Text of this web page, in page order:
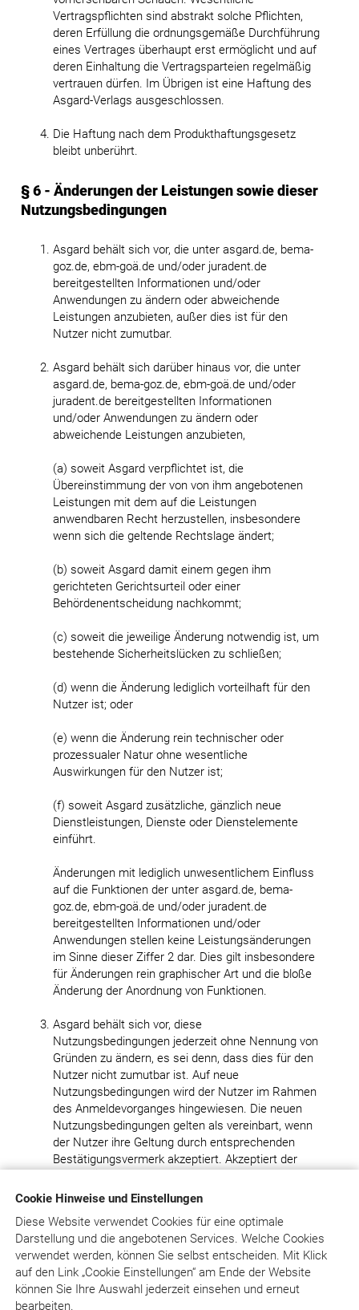
Cookie Hinweise und Einstellungen
Diese Website verwendet Cookies für eine optimale
Darstellung und die angebotenen Services. Welche Cookies
verwendet werden, können Sie selbst entscheiden. Mit Klick
aufden Link „Cookie Einstellungen“ am Ende der Website
können Sie Ihre Auswahl jederzeit einsehen und erneut
bearbeiten.
Vertragspflichten sind abstrakt solche Pflichten,
deren Erfüllung die ordnungsgemäße Durchführung
eines Vertrages überhaupt erst ermöglicht und auf
deren Einhaltung die Vertragsparteien regelmäßig
vertrauen dürfen. Im Übrigen ist eine Haftung des
Asgard-Verlags ausgeschlossen.
Die Haftung nach dem Produkthaftungsgesetz
bleibt unberührt.
§ 6 - Änderungen der Leistungen sowie dieser
Nutzungsbedingungen
Asgard behält sich vor, die unter asgard.de, bema-
goz.de, ebm-goä.de und/oder juradent.de
bereitgestellten Informationen und/oder
Anwendungen zu ändern oder abweichende
Leistungen anzubieten, außer dies ist für den
Nutzer nicht zumutbar.
Asgard behält sich darüber hinaus vor, die unter
asgard.de, bema-goz.de, ebm-goä.de und/oder
juradent.de bereitgestellten Informationen
und/oder Anwendungen zu ändern oder
abweichende Leistungen anzubieten,
(a) soweit Asgard verpflichtet ist, die
Übereinstimmung der von von ihm angebotenen
Leistungen mit dem auf die Leistungen
anwendbaren Recht herzustellen, insbesondere
wenn sich die geltende Rechtslage ändert;
(b) soweit Asgard damit einem gegen ihm
gerichteten Gerichtsurteil oder einer
Behördenentscheidung nachkommt;
(c) soweit die jeweilige Änderung notwendig ist, um
bestehende Sicherheitslücken zu schließen;
(d) wenn die Änderung lediglich vorteilhaft für den
Nutzer ist; oder
(e) wenn die Änderung rein technischer oder
prozessualer Natur ohne wesentliche
Auswirkungen für den Nutzer ist;
(f) soweit Asgard zusätzliche, gänzlich neue
Dienstleistungen, Dienste oder Dienstelemente
einführt.
Änderungen mit lediglich unwesentlichem Einfluss
auf die Funktionen der unter asgard.de, bema-
goz.de, ebm-goä.de und/oder juradent.de
bereitgestellten Informationen und/oder
Anwendungen stellen keine Leistungsänderungen
im Sinne dieser Ziffer 2 dar. Dies gilt insbesondere
für Änderungen rein graphischer Art und die bloße
Änderung der Anordnung von Funktionen.
Asgard behält sich vor, diese
Nutzungsbedingungen jederzeit ohne Nennung von
Gründen zu ändern, es sei denn, dass dies für den
Nutzer nicht zumutbar ist. Auf neue
Nutzungsbedingungen wird der Nutzer im Rahmen
des Anmeldevorganges hingewiesen. Die neuen
Nutzungsbedingungen gelten als vereinbart, wenn
der Nutzer ihre Geltung durch entsprechenden
Bestätigungsvermerk akzeptiert. Akzeptiert der
Recht, die betreffende Vereinbarung durch
Kündigung mit sofortiger Wirkung zu beenden. Die
Möglichkeit der Änderung der
Nutzungsbedingungen besteht aber weder für
Änderungen, die Inhalt und Umfang der für den
jeweiligen Nutzer bestehenden
Kernnutzungsmöglichkeiten zum Nachteil des